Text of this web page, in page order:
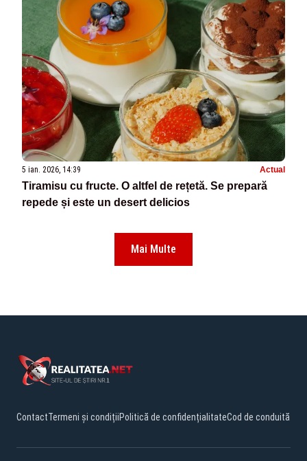
5 ian. 2026, 14:39 Actual
Tiramisu cu fructe. O altfel de rețetă. Se prepară
repede și este un desert delicios
Mai Multe
ContactTermeni și condițiiPolitică de confidențialitateCod de conduită